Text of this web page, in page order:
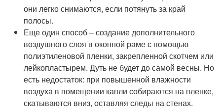
они легко снимаются, если потянуть за край
полосы.
Еще один способ – создание дополнительного
воздушного слоя в оконной раме с помощью
полиэтиленовой пленки, закрепленной скотчем или
лейкопластырем. Дуть не будет до самой весны. Но
есть недостаток: при повышенной влажности
воздуха в помещении капли собираются на пленке,
скатываются вниз, оставляя следы на стенах.